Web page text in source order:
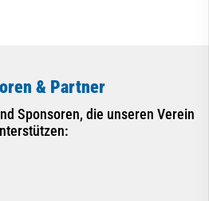
& Partner
Sponsoren, die unseren Verein